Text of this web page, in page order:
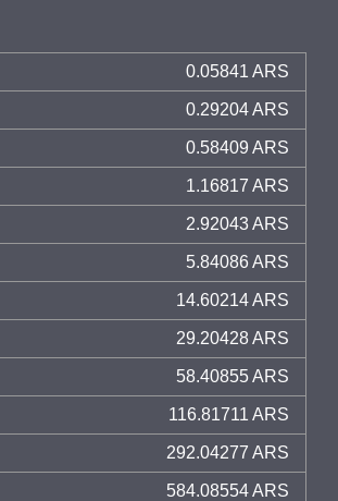
0.05841 ARS
0.29204 ARS
0.58409 ARS
1.16817 ARS
2.92043 ARS
5.84086 ARS
14.60214 ARS
29.20428 ARS
58.40855 ARS
116.81711 ARS
292.04277 ARS
584.08554 ARS